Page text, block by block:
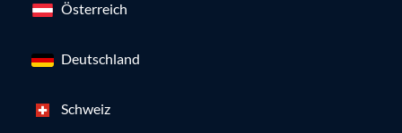
Österreich
Deutschland
Schweiz